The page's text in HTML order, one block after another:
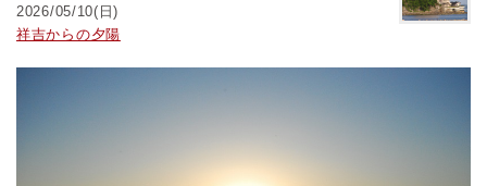
2026/05/10(日)
祥吉からの夕陽